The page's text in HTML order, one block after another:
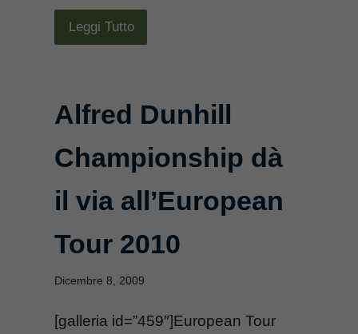
Leggi Tutto
Alfred Dunhill
Championship dà
il via all’European
Tour 2010
Dicembre 8, 2009
[galleria id=”459″]European Tour